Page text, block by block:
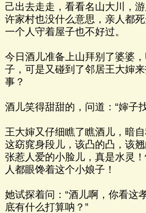
己出去走走，看看名山大川，
许家村也没什么意思，亲人都
一个人守着屋子也不好过。
今日酒儿准备上山拜别了婆婆
子，可是又碰到了邻居王大婶
事？
酒儿笑得甜甜的，问道：“婶子
王大婶又仔细瞧了瞧酒儿，暗
这窈窕身段儿，该凸的凸，该
张惹人爱的小脸儿，真是水灵
人都眼馋着这个小娘子！
她试探着问：“酒儿啊，你看这
底有什么打算呐？”